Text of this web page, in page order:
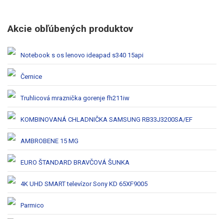
Akcie obľúbených produktov
Notebook s os lenovo ideapad s340 15api
Černice
Truhlicová mraznička gorenje fh211iw
KOMBINOVANÁ CHLADNIČKA SAMSUNG RB33J3200SA/EF
AMBROBENE 15 MG
EURO ŠTANDARD BRAVČOVÁ ŠUNKA
4K UHD SMART televízor Sony KD 65XF9005
Parmico